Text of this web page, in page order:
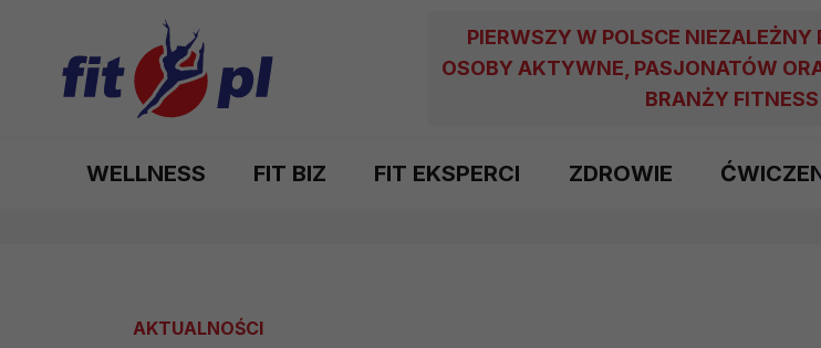
PIERWSZY W POLSCE NIEZALEŻNY
OSOBY AKTYWNE, PASJONATÓW
BRANŻY FITNESS
WELLNESS FIT BIZ FIT EKSPERCI ZDROWIE
AKTUALNOŚCI